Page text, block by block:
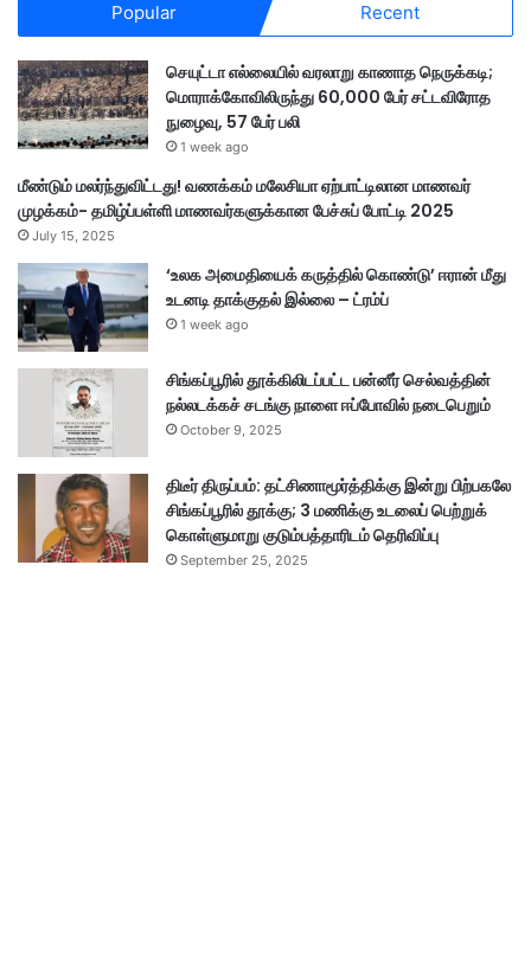
Popular Recent
செயுட்டா எல்லையில் வரலாறு காணாத நெருக்கடி;
மொராக்கோவிலிருந்து 60,000 பேர் சட்டவிரோத
நுழைவு, 57 பேர் பலி
1 week ago
மீண்டும் மலர்ந்துவிட்டது! வணக்கம் மலேசியா ஏற்பாட்டிலான மாணவர்
முழக்கம்- தமிழ்ப்பள்ளி மாணவர்களுக்கான பேச்சுப் போட்டி 2025
July 15, 2025
‘உலக அமைதியைக் கருத்தில் கொண்டு’ ஈரான் மீது
உடனடி தாக்குதல் இல்லை – ட்ரம்ப்
1 week ago
சிங்கப்பூரில் தூக்கிலிடப்பட்ட பன்னீர் செல்வத்தின்
நல்லடக்கச் சடங்கு நாளை ஈப்போவில் நடைபெறும்
October 9, 2025
திடீர் திருப்பம்: தட்சிணாமூர்த்திக்கு இன்று பிற்பகலே
சிங்கப்பூரில் தூக்கு; 3 மணிக்கு உடலைப் பெற்றுக்
கொள்ளுமாறு குடும்பத்தாரிடம் தெரிவிப்பு
September 25, 2025